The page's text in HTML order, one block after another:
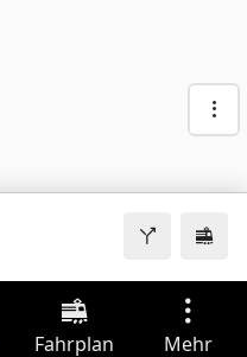
Fahrplan Mehr